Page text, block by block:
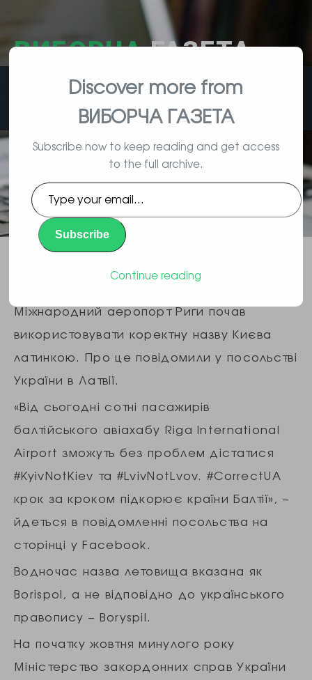
ВИБОРЧАГАЗЕТА
влада, вибори, народ
#KyivNotKiev: аеропорт Риги
почав вживати коректну назву
столиці України
Міжнародний аеропорт Риги почав
використовувати коректну назву Києва
латинкою. Про це повідомили у посольстві
України в Латвії.
«Від сьогодні сотні пасажирів
балтійського авіахабу Riga International
Airport зможуть без проблем дістатися
#KyivNotKiev та #LvivNotLvov. #CorrectUA
крок за кроком підкорює країни Балтії», –
йдеться в повідомленні посольства на
сторінці у Facebook.
Водночас назва летовища вказана як
Borispol, а не відповідно до українського
правопису – Boryspil.
На початку жовтня минулого року
Міністерство закордонних справ України
Discover more from
ВИБОРЧА ГАЗЕТА
Subscribe now to keep reading and get access
to the full archive.
Type
your
email…
Subscribe
Continue reading